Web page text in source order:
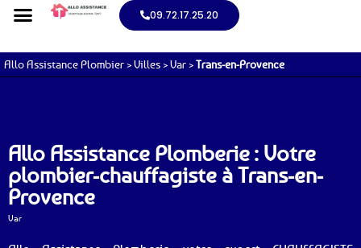
09.72.17.25.20
Allo Assistance Plombier >Villes >Var >Trans-en-Provence
Allo Assistance Plomberie : Votre
plombier-chauffagiste à Trans-en-
Provence
Var